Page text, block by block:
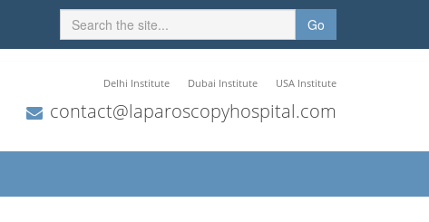
Go
Delhi Institute Dubai Institute USA Institute
contact@laparoscopyhospital.com